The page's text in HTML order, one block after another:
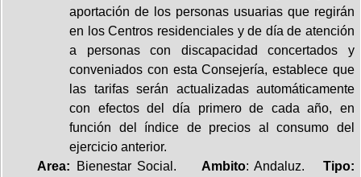
aportación de los personas usuarias que regirán
en los Centros residenciales y de día de atención
a personas con discapacidad concertados y
conveniados con esta Consejería, establece que
las tarifas serán actualizadas automáticamente
con efectos del día primero de cada año, en
función del índice de precios al consumo del
ejercicio anterior.
Area: Bienestar Social. Ambito: Andaluz.Tipo: